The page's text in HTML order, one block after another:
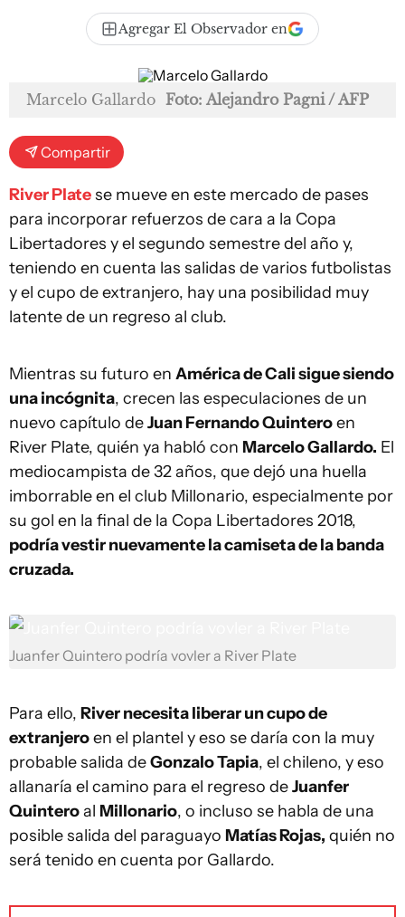
Agregar El Observador en
Marcelo Gallardo Foto: Alejandro Pagni / AFP
Compartir
River Platese mueve en este mercado de pases
para incorporar refuerzos de cara a la Copa
Libertadores y el segundo semestre del año y,
teniendo en cuenta las salidas de varios futbolistas
y el cupo de extranjero, hay una posibilidad muy
latente de un regreso al club.
Mientras su futuro en América de Cali sigue siendo
una incógnita, crecen las especulaciones de un
nuevo capítulo deJuan Fernando Quinteroen
River Plate, quién ya habló con Marcelo Gallardo. El
mediocampista de 32 años, que dejó una huella
imborrable en el club Millonario, especialmente por
su gol en la final de la Copa Libertadores 2018,
podría vestir nuevamente la camiseta de la banda
cruzada.
Juanfer Quintero podría vovler a River Plate
Para ello, River necesita liberar un cupo de
extranjeroen el plantel y eso se daría con la muy
probable salida deGonzalo Tapia, el chileno, y eso
allanaría el camino para el regreso deJuanfer
Quinteroal Millonario, o incluso se habla de una
posible salida del paraguayo Matías Rojas, quién no
será tenido en cuenta por Gallardo.